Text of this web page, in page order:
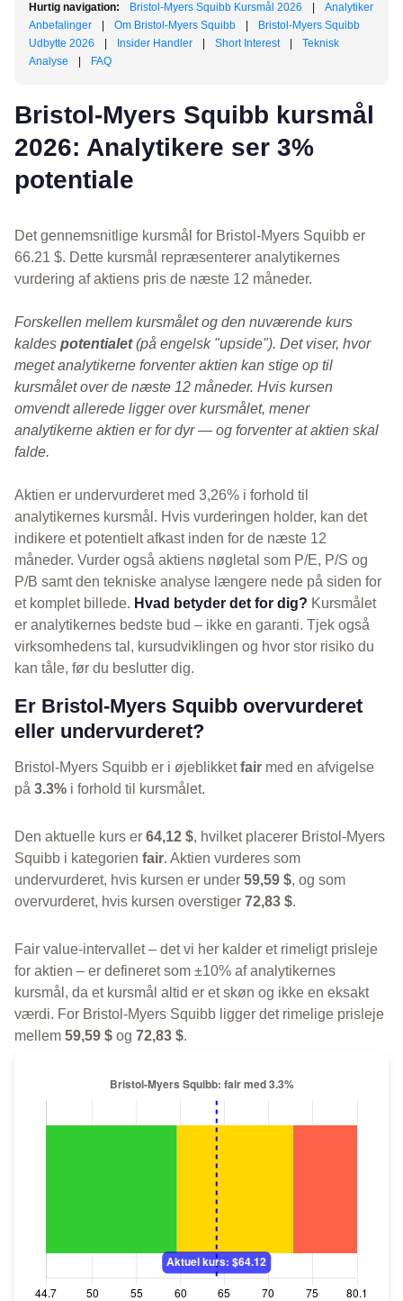
Hurtig navigation: Bristol-Myers Squibb Kursmål 2026
Analytiker
Anbefalinger
Om Bristol-Myers Squibb
Bristol-Myers Squibb
Udbytte 2026
Insider Handler Short Interest
Teknisk
Analyse
FAQ
Bristol-Myers Squibb kursmål
2026: Analytikere ser 3%
potentiale
Det gennemsnitlige kursmål for Bristol-Myers Squibb er
66.21 $. Dette kursmål repræsenterer analytikernes
vurdering af aktiens pris de næste 12 måneder.
Forskellen mellem kursmålet og den nuværende kurs
kaldes potentialet(på engelsk "upside"). Det viser, hvor
meget analytikerne forventer aktien kan stige op til
kursmålet over de næste 12 måneder. Hvis kursen
omvendt allerede ligger over kursmålet, mener
analytikerne aktien er for dyr — og forventer at aktien skal
falde.
Aktien er undervurderet med 3,26% i forhold til
analytikernes kursmål. Hvis vurderingen holder, kan det
indikere et potentielt afkast inden for de næste 12
måneder. Vurder også aktiens nøgletal som P/E, P/S og
P/B samt den tekniske analyse længere nede på siden for
et komplet billede. Hvad betyder det for dig? Kursmålet
er analytikernes bedste bud – ikke en garanti. Tjek også
virksomhedens tal, kursudviklingen og hvor stor risiko du
kan tåle, før du beslutter dig.
Er Bristol-Myers Squibb overvurderet
eller undervurderet?
Bristol-Myers Squibb er i øjeblikketfair med en afvigelse
på 3.3% i forhold til kursmålet.
Den aktuelle kurs er 64,12 $, hvilket placerer Bristol-Myers
Squibb i kategorien fair. Aktien vurderes som
undervurderet, hvis kursen er under 59,59 $, og som
overvurderet, hvis kursen overstiger 72,83 $.
Fair value-intervallet – det vi her kalder et rimeligt prisleje
for aktien – er defineret som ±10% af analytikernes
kursmål, da et kursmål altid er et skøn og ikke en eksakt
værdi. For Bristol-Myers Squibb ligger det rimelige prisleje
mellem 59,59 $ og 72,83 $.